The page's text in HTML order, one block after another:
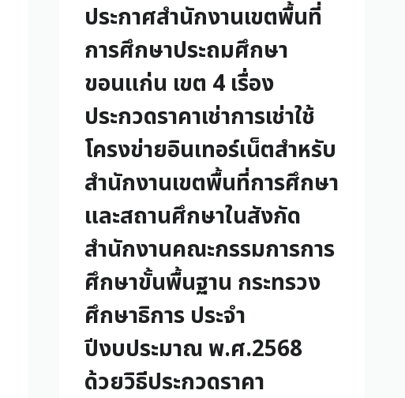
ประกาศสำนักงานเขตพื้นที่
การศึกษาประถมศึกษา
ขอนแก่น เขต 4 เรื่อง
ประกวดราคาเช่าการเช่าใช้
โครงข่ายอินเทอร์เน็ตสำหรับ
สำนักงานเขตพื้นที่การศึกษา
และสถานศึกษาในสังกัด
สำนักงานคณะกรรมการการ
ศึกษาขั้นพื้นฐาน กระทรวง
ศึกษาธิการ ประจำ
ปีงบประมาณ พ.ศ.2568
ด้วยวิธีประกวดราคา